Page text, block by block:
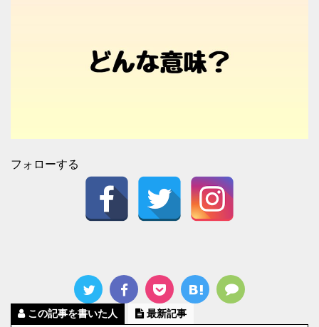
フォローする
この記事を書いた人 最新記事